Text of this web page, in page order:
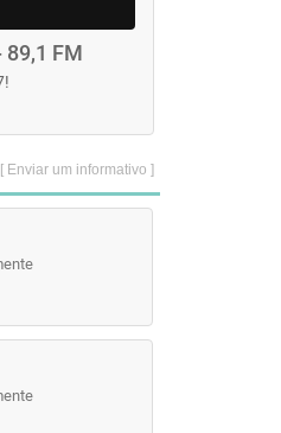
89,1 FM
[ Enviar um informativo ]